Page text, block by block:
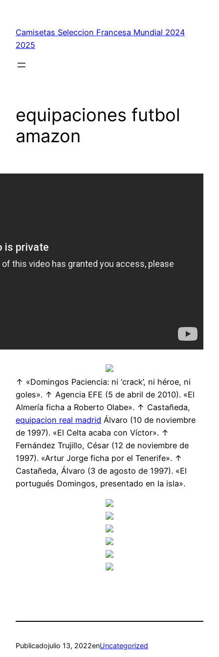
contenido
Camisetas Seleccion Francesa Mundial 2024
2025
equipaciones futbol
amazon
↑ «Domingos Paciencia: ni ‘crack’, ni héroe, ni
goles». ↑ Agencia EFE (5 de abril de 2010). «El
Almería ficha a Roberto Olabe». ↑ Castañeda,
equipacion real madrid Álvaro (10 de noviembre
de 1997). «El Celta acaba con Víctor». ↑
Fernández Trujillo, César (12 de noviembre de
1997). «Artur Jorge ficha por el Tenerife». ↑
Castañeda, Álvaro (3 de agosto de 1997). «El
portugués Domingos, presentado en la isla».
Publicadojulio 13, 2022enUncategorized